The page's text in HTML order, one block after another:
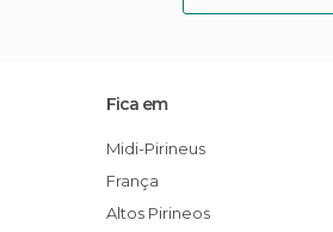
Fica em
Midi-Pirineus
França
Altos Pirineos